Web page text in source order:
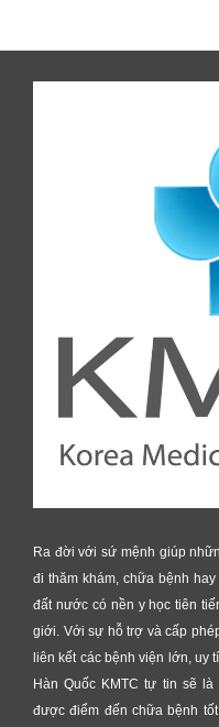
Ra đời với sứ mệnh giúp
đi thăm khám, chữa bệnh
đất nước có nền y học tiên
giới. Với sự hỗ trợ và cấp
liên kết các bệnh viện lớn, uy
Hàn Quốc KMTC tự tin sẽ
được điểm đến chữa bệnh